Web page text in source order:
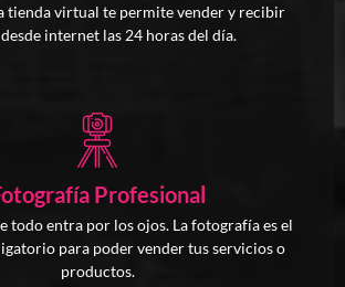
tienda virtual te permite vender y recibir
desde internet las 24 horas del día.
Profesional
todo entra por los ojos. La fotografía es el
para poder vender tus servicios o
productos.